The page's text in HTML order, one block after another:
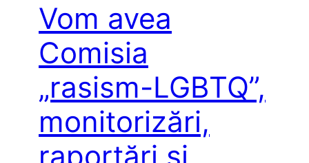
Vom avea
Comisia
„rasism-LGBTQ”,
monitorizări,